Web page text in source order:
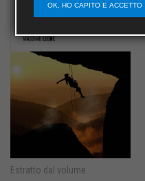
Estratto dal volume
OK, HO CAPITO E ACCETTO